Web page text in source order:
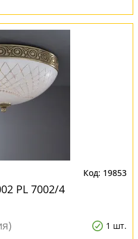
19853
PL 7002/4
1 шт.